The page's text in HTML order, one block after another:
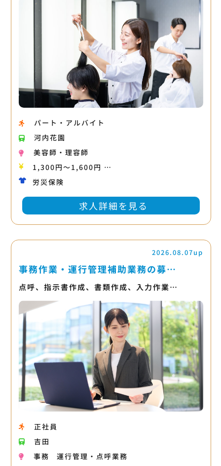
パート・アルバイト
河内花園
美容師・理容師
1,300円〜1,600円 …
労災保険
求人詳細を見る
2026.08.07up
事務作業・運行管理補助業務の募…
点呼、指示書作成、書類作成、入力作業…
正社員
吉田
事務
運行管理・点呼業務